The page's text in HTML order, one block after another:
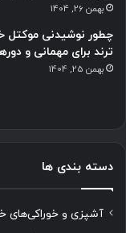
بهمن 26, 1404
ترند برای مهمانی و
بهمن 25, 1404
دسته بندی ها
آشپزی و خوراکی‌های